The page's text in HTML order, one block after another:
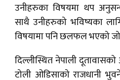
उनीहरुका विषयमा थप
साथै उनीहरुको भविष्यका
विषयामा पनि छलफल भएको
दिल्लीस्थित नेपाली दूतावासको
टोली ओडिसाको राजधानी